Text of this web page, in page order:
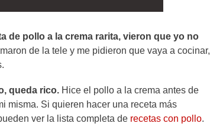
de pollo a la crema rarita, vieron que yo no
de la tele y me pidieron que vaya a cocinar,
queda rico. Hice el pollo a la crema antes de
misma. Si quieren hacer una receta más
ver la lista completa de recetas con pollo.